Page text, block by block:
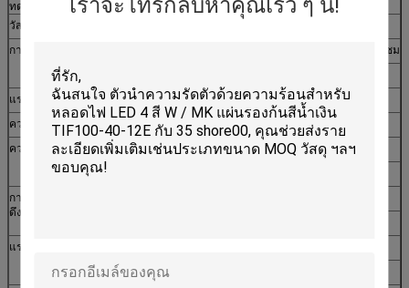
เราจะโทรกลับหาคุณเร็ว ๆ นี้!
ทดสอบ
วัสดุ
การบดอัด
นน.*136กก.*24ชม
แรงดึงดูดเฉพาะ
กรัม/ซม3 0.12
ASTM-D792
ความแข็ง (ฝั่ง A)
โอ 28~32
ASTM-D2240
ความต้านแรงดึง
นาที.ปอนด์ต่อตาราง
นิ้ว
30
ASTM-D3574-75
การยืดตัวของแรง
ดึง
แรงฉีกขาด